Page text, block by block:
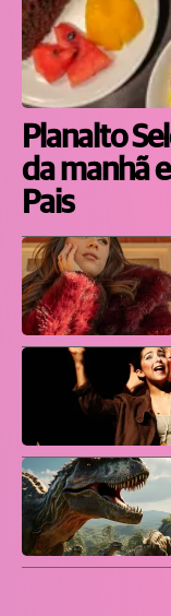
Planalto
da manhã
Pais